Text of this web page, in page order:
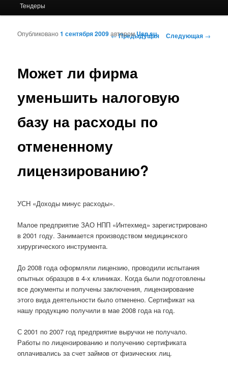
Тендеры
Навигация по записям
←Предыдущая Следующая →
Может ли фирма
уменьшить налоговую
базу на расходы по
отмененному
лицензированию?
Опубликовано1 сентября 2009авторомUsn.su
УСН «Доходы минус расходы».
Малое предприятие ЗАО НПП «Интехмед» зарегистрировано
в 2001 году. Занимается производством медицинского
хирургического инструмента.
До 2008 года оформляли лицензию, проводили испытания
опытных образцов в 4-х клиниках. Когда были подготовлены
все документы и получены заключения, лицензирование
этого вида деятельности было отменено. Сертификат на
нашу продукцию получили в мае 2008 года на год.
С 2001 по 2007 год предприятие выручки не получало.
Работы по лицензированию и получению сертификата
оплачивались за счет займов от физических лиц.